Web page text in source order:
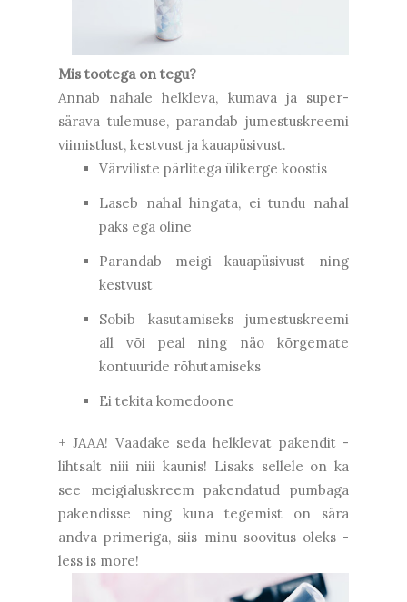
Mis tootega on tegu?
Annab nahale helkleva, kumava ja super-
särava tulemuse, parandab jumestuskreemi
viimistlust, kestvust ja kauapüsivust.
Värviliste pärlitega ülikerge koostis
Laseb nahal hingata, ei tundu nahal
paks ega õline
Parandab meigi kauapüsivust ning
kestvust
Sobib kasutamiseks jumestuskreemi
all või peal ning näo kõrgemate
kontuuride rõhutamiseks
Ei tekita komedoone
+ JAAA! Vaadake seda helklevat pakendit -
lihtsalt niii niii kaunis! Lisaks sellele on ka
see meigialuskreem pakendatud pumbaga
pakendisse ning kuna tegemist on sära
andva primeriga, siis minu soovitus oleks -
less is more!